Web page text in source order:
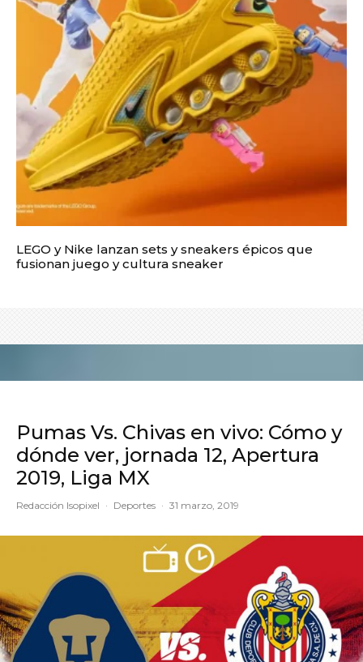
LEGO y Nike lanzan sets y sneakers épicos que
fusionan juego y cultura sneaker
Pumas Vs. Chivas en vivo: Cómo y
dónde ver, jornada 12, Apertura
2019, Liga MX
Redacción Isopixel · Deportes · 31 marzo, 2019